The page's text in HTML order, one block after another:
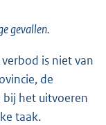
gevallen.
is niet van
de
het uitvoeren
taak.